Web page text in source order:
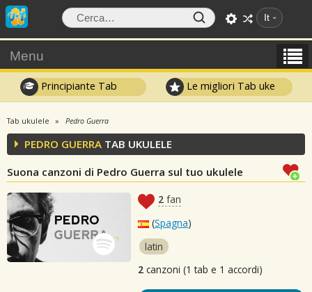
It
Menu
Principiante Tab Le migliori Tab uke
Tab ukulele Pedro Guerra
PEDRO GUERRA TAB UKULELE
Suona canzoni di Pedro Guerra sul tuo ukulele
2 fan
(Spagna)
latin
2 canzoni (1 tab e 1 accordi)